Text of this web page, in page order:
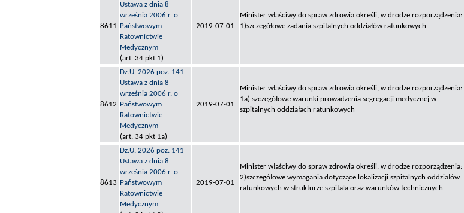
8611
Ustawa z dnia 8
września 2006 r. o
Państwowym
Ratownictwie
Medycznym
(art. 34 pkt 1)
2019-07-01
Minister właściwy do spraw zdrowia określi, w drodze rozporządzenia:
1)szczegółowe zadania szpitalnych oddziałów ratunkowych
8612
Dz.U. 2026 poz. 141
Ustawa z dnia 8
września 2006 r. o
Państwowym
Ratownictwie
Medycznym
(art. 34 pkt 1a)
2019-07-01
Minister właściwy do spraw zdrowia określi, w drodze rozporządzenia:
1a) szczegółowe warunki prowadzenia segregacji medycznej w
szpitalnych oddziałach ratunkowych
8613
Dz.U. 2026 poz. 141
Ustawa z dnia 8
września 2006 r. o
Państwowym
Ratownictwie
Medycznym
2019-07-01
Minister właściwy do spraw zdrowia określi, w drodze rozporządzenia:
2)szczegółowe wymagania dotyczące lokalizacji szpitalnych oddziałów
ratunkowych w strukturze szpitala oraz warunków technicznych